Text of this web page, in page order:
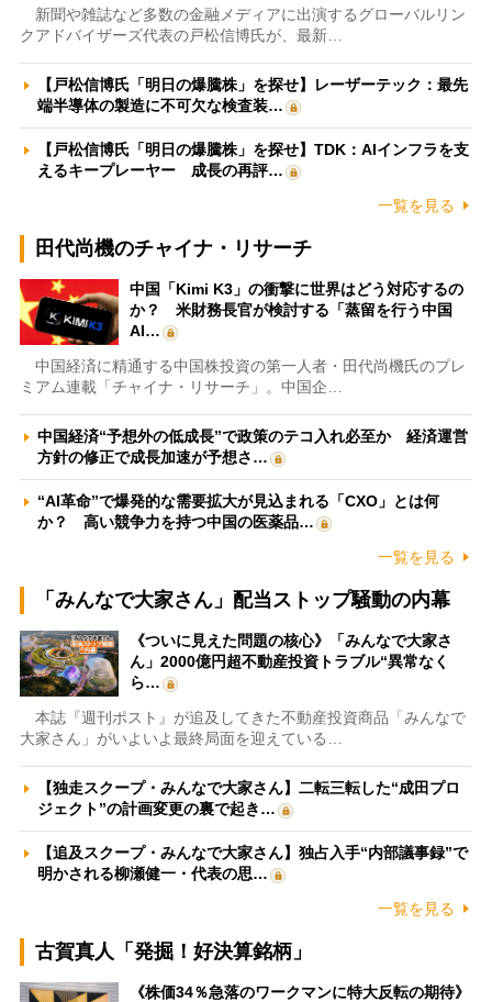
新聞や雑誌など多数の金融メディアに出演するグローバルリン
クアドバイザーズ代表の戸松信博氏が、最新…
【戸松信博氏「明日の爆騰株」を探せ】レーザーテック：最先
端半導体の製造に不可欠な検査装…
【戸松信博氏「明日の爆騰株」を探せ】TDK：AIインフラを支
えるキープレーヤー 成長の再評…
一覧を見る
田代尚機のチャイナ・リサーチ
中国「Kimi K3」の衝撃に世界はどう対応するの
か？ 米財務長官が検討する「蒸留を行う中国
AI…
中国経済に精通する中国株投資の第一人者・田代尚機氏のプレ
ミアム連載「チャイナ・リサーチ」。中国企…
中国経済“予想外の低成長”で政策のテコ入れ必至か 経済運営
方針の修正で成長加速が予想さ…
“AI革命”で爆発的な需要拡大が見込まれる「CXO」とは何
か？ 高い競争力を持つ中国の医薬品…
一覧を見る
「みんなで大家さん」配当ストップ騒動の内幕
《ついに見えた問題の核心》「みんなで大家さ
ん」2000億円超不動産投資トラブル“異常なく
ら…
本誌『週刊ポスト』が追及してきた不動産投資商品「みんなで
大家さん」がいよいよ最終局面を迎えている…
【独走スクープ・みんなで大家さん】二転三転した“成田プロ
ジェクト”の計画変更の裏で起き…
【追及スクープ・みんなで大家さん】独占入手“内部議事録”で
明かされる柳瀬健一・代表の思…
一覧を見る
古賀真人「発掘！好決算銘柄」
《株価34％急落のワークマンに特大反転の期待》